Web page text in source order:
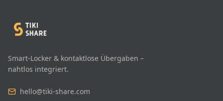
Smart-Locker & kontaktlose Übergaben –
nahtlos integriert.
hello@tiki-share.com